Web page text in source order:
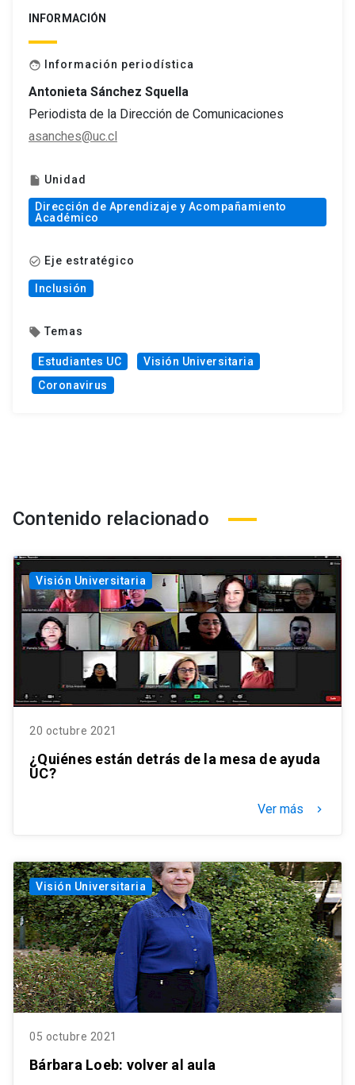
INFORMACIÓN
face Información periodística
Antonieta Sánchez Squella
Periodista de la Dirección de Comunicaciones
asanches@uc.cl
insert_drive_file Unidad
Dirección de Aprendizaje y Acompañamiento
Académico
check_circle_outline Eje estratégico
Inclusión
local_offer Temas
Estudiantes UC
Visión Universitaria
Coronavirus
Contenido relacionado
Visión Universitaria
20 octubre 2021
¿Quiénes están detrás de la mesa de ayuda
UC?
Ver más keyboard_arrow_right
Visión Universitaria
05 octubre 2021
Bárbara Loeb: volver al aula